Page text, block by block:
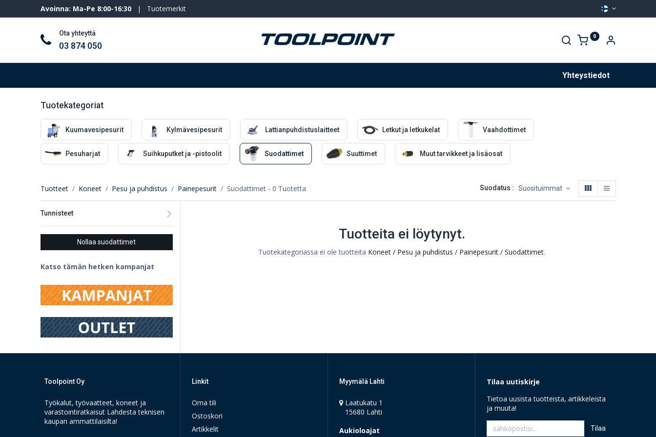
Avoinna: Ma-Pe 8:00-16:30 | Tuotemerkit
Ota yhteyttä
03 874 050
0
Yhteystiedot
Tuotekategoriat
Kuumavesipesurit Kylmävesipesurit Lattianpuhdistuslaitteet Letkut ja letkukelat Vaahdottimet
Pesuharjat Suihkuputket ja -pistoolit Suodattimet Suuttimet Muut tarvikkeet ja lisäosat
Tuotteet Koneet Pesu ja puhdistus Painepesurit Suodattimet- 0 Tuotetta Suodatus : Suosituimmat
Tunnisteet
Nollaa suodattimet
Katso tämän hetken kampanjat
Tuotteita ei löytynyt.
Tuotekategoriassa ei ole tuotteita Koneet / Pesu ja puhdistus / Painepesurit / Suodattimet.
Toolpoint Oy
Työkalut, työvaatteet, koneet ja
varastointiratkaisut Lahdesta teknisen
kaupan ammattilaisilta!
Linkit
Oma tili
Ostoskori
Artikkelit
Myymälä Lahti
Laatukatu 1
15680 Lahti
Aukioloajat
Tilaa uutiskirje
Tietoa uusista tuotteista, artikkeleista
ja muuta!
Tilaa